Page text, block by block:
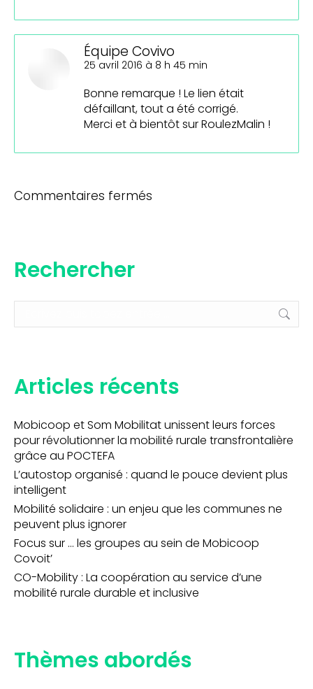
Équipe Covivo
dit
25 avril 2016 à 8 h 45 min
Bonne remarque ! Le lien était
défaillant, tout a été corrigé.
Merci et à bientôt sur RoulezMalin !
Commentaires fermés
Rechercher
:
Articles récents
Mobicoop et Som Mobilitat unissent leurs forces
pour révolutionner la mobilité rurale transfrontalière
grâce au POCTEFA
L’autostop organisé : quand le pouce devient plus
intelligent
Mobilité solidaire : un enjeu que les communes ne
peuvent plus ignorer
Focus sur … les groupes au sein de Mobicoop
Covoit’
CO-Mobility : La coopération au service d’une
mobilité rurale durable et inclusive
Thèmes abordés